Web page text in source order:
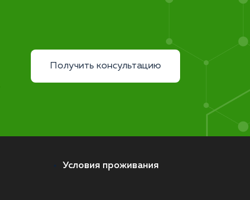
Получить консультацию
Условия проживания